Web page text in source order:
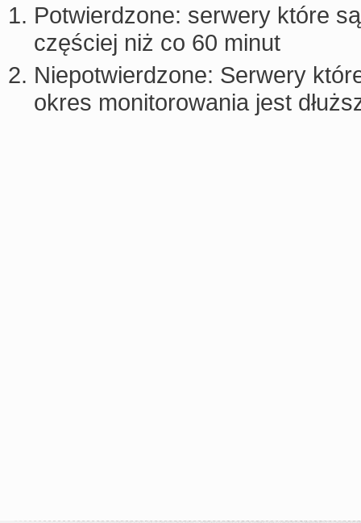
Potwierdzone: serwery które
częściej niż co 60 minut
Niepotwierdzone: Serwery
okres monitorowania jest